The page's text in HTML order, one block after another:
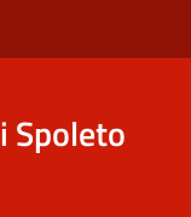
Spoleto